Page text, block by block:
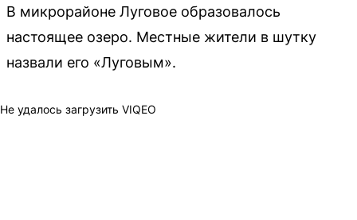
В микрорайоне Луговое образовалось
настоящее озеро. Местные жители в шутку
назвали его «Луговым».
Не удалось загрузить VIQEO